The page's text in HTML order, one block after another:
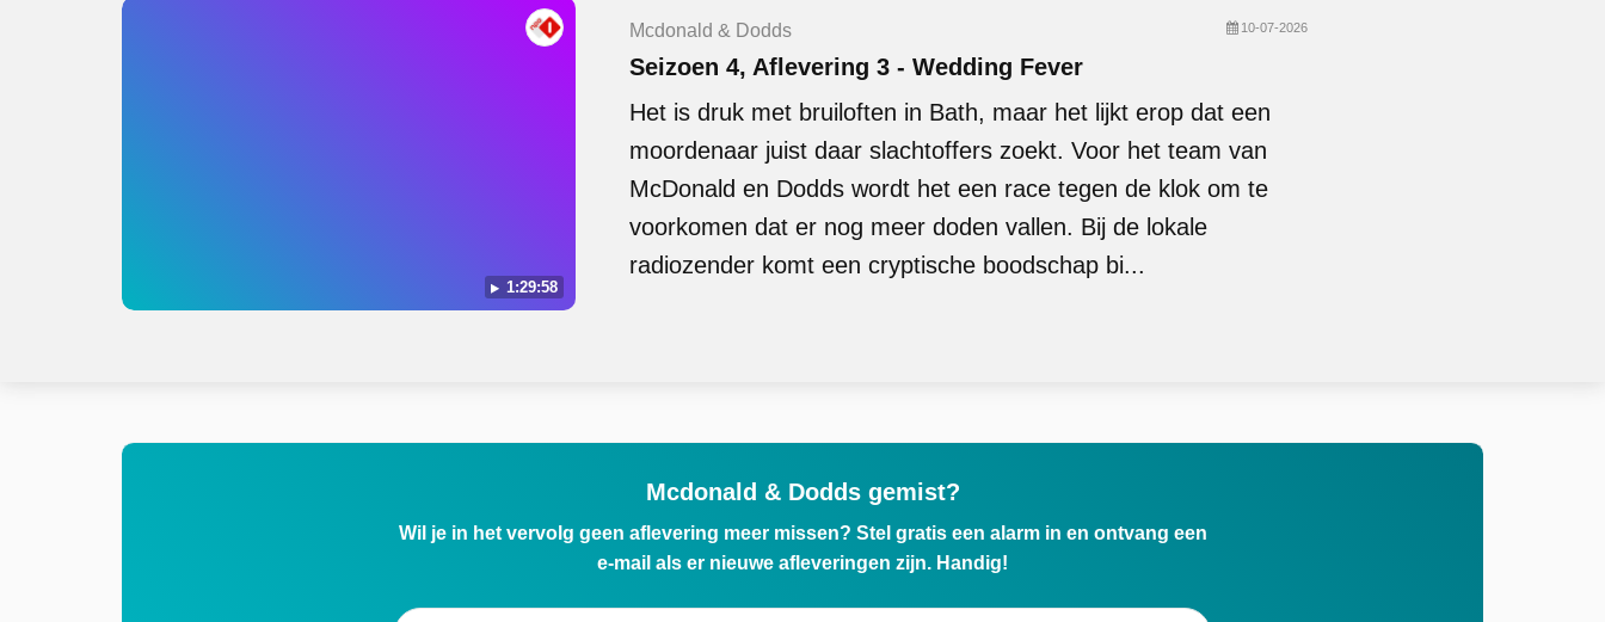
1:29:58
Mcdonald & Dodds 10-07-2026
Seizoen 4, Aflevering 3 - Wedding Fever
Het is druk met bruiloften in Bath, maar het lijkt erop dat een
moordenaar juist daar slachtoffers zoekt. Voor het team van
McDonald en Dodds wordt het een race tegen de klok om te
voorkomen dat er nog meer doden vallen. Bij de lokale
radiozender komt een cryptische boodschap bi...
Mcdonald & Dodds gemist?
Wil je in het vervolg geen aflevering meer missen? Stel gratis een alarm in en ontvang een
e-mail als er nieuwe afleveringen zijn. Handig!